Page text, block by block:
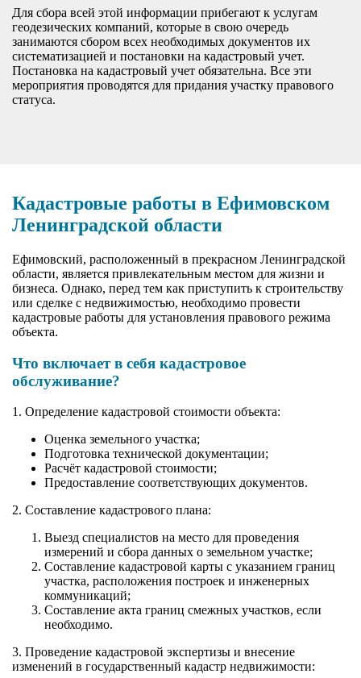
Для сбора всей этой информации прибегают к услугам
геодезических компаний, которые в свою очередь
занимаются сбором всех необходимых документов их
систематизацией и постановки на кадастровый учет.
Постановка на кадастровый учет обязательна. Все эти
мероприятия проводятся для придания участку правового
статуса.
Кадастровые работы в Ефимовском
Ленинградской области
Ефимовский, расположенный в прекрасном Ленинградской
области, является привлекательным местом для жизни и
бизнеса. Однако, перед тем как приступить к строительству
или сделке с недвижимостью, необходимо провести
кадастровые работы для установления правового режима
объекта.
Что включает в себя кадастровое
обслуживание?
1. Определение кадастровой стоимости объекта:
Оценка земельного участка;
Подготовка технической документации;
Расчёт кадастровой стоимости;
Предоставление соответствующих документов.
2. Составление кадастрового плана:
Выезд специалистов на место для проведения
измерений и сбора данных о земельном участке;
Составление кадастровой карты с указанием границ
участка, расположения построек и инженерных
коммуникаций;
Составление акта границ смежных участков, если
необходимо.
3. Проведение кадастровой экспертизы и внесение
изменений в государственный кадастр недвижимости: